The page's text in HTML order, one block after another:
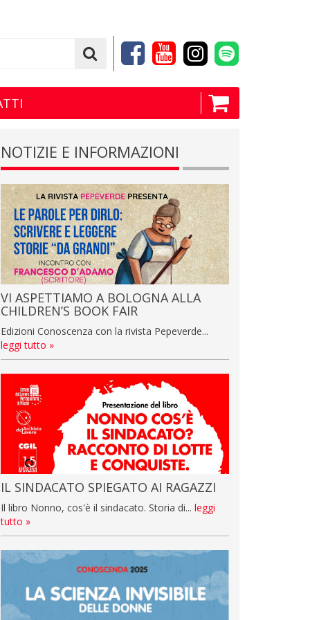
NOTIZIE E INFORMAZIONI
VI ASPETTIAMO A BOLOGNA ALLA
CHILDREN’S BOOK FAIR
Edizioni Conoscenza con la rivista Pepeverde...
leggi tutto »
IL SINDACATO SPIEGATO AI RAGAZZI
Il libro Nonno, cos'è il sindacato. Storia di... leggi
tutto »